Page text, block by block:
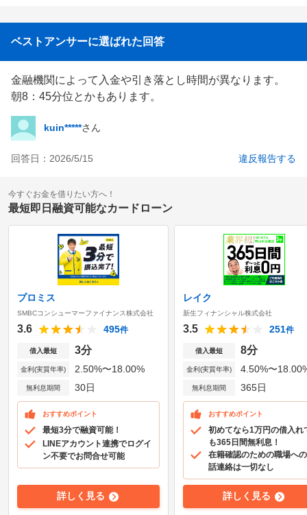
ベストアンサーに選ばれた回答
金融機関によって入金や引き落とし時間が異なります。
朝8：45分位とかもあります。
kuin*****さん
回答日： 2026/5/15 違反報告する
今すぐお金を借りたい方へ！
最短即日融資可能なカードローン
プロミス
SMBCコンシューマーファイナンス株式会社
3.6 495件
借入最短 3分
金利(実質年率) 2.50%〜18.00%
無利息期間 30日
おすすめポイント
最短3分で融資可能！
LINEアカウント連携でログイ
ン不要でお問合せ可能
詳しく見る
レイク
新生フィナンシャル株式会社
3.5 251件
借入最短 8分
金利(実質年率) 4.50%〜
無利息期間 365日
おすすめポイント
初めてなら1万円の借入れ
も365日間無利息！
在籍確認のための職場へ
話連絡は一切なし
詳しく見る